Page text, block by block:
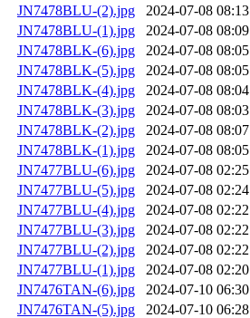
JN7478BLU-(2).jpg
2024-07-08 08:13
JN7478BLU-(1).jpg
2024-07-08 08:09
JN7478BLK-(6).jpg
2024-07-08 08:05
JN7478BLK-(5).jpg
2024-07-08 08:05
JN7478BLK-(4).jpg
2024-07-08 08:04
JN7478BLK-(3).jpg
2024-07-08 08:03
JN7478BLK-(2).jpg
2024-07-08 08:07
JN7478BLK-(1).jpg
2024-07-08 08:05
JN7477BLU-(6).jpg
2024-07-08 02:25
JN7477BLU-(5).jpg
2024-07-08 02:24
JN7477BLU-(4).jpg
2024-07-08 02:22
JN7477BLU-(3).jpg
2024-07-08 02:22
JN7477BLU-(2).jpg
2024-07-08 02:22
JN7477BLU-(1).jpg
2024-07-08 02:20
JN7476TAN-(6).jpg
2024-07-10 06:30
JN7476TAN-(5).jpg
2024-07-10 06:28